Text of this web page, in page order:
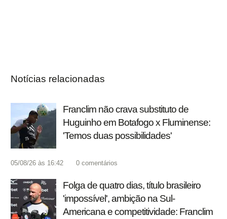
Notícias relacionadas
Franclim não crava substituto de
Huguinho em Botafogo x Fluminense:
'Temos duas possibilidades'
05/08/26 às 16:42 0 comentários
Folga de quatro dias, título brasileiro
'impossível', ambição na Sul-
Americana e competitividade: Franclim